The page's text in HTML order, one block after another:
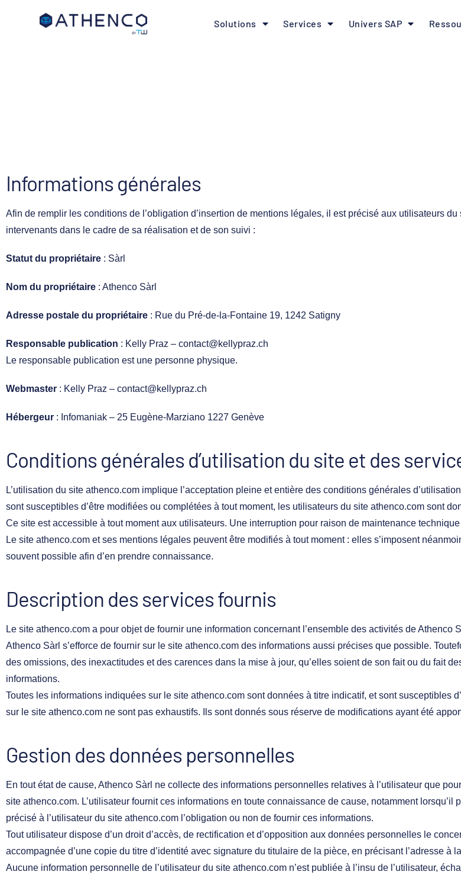
Solutions Services Univers SAP
Informations générales
Afin de remplir les conditions de l’obligation d’insertion de mentions légales, il est précisé aux utilisateurs du
intervenants dans le cadre de sa réalisation et de son suivi :
Statut du propriétaire : Sàrl
Nom du propriétaire : Athenco Sàrl
Adresse postale du propriétaire : Rue du Pré-de-la-Fontaine 19, 1242 Satigny
Responsable publication : Kelly Praz – contact@kellypraz.ch
Le responsable publication est une personne physique.
Webmaster : Kelly Praz – contact@kellypraz.ch
Hébergeur : Infomaniak – 25 Eugène-Marziano 1227 Genève
Conditions générales d’utilisation du site et des
L’utilisation du site athenco.com implique l’acceptation pleine et entière des conditions générales
sont susceptibles d’être modifiées ou complétées à tout moment, les utilisateurs du site athenco.com sont
Ce site est accessible à tout moment aux utilisateurs. Une interruption pour raison de maintenance
Le site athenco.com et ses mentions légales peuvent être modifiés à tout moment : elles s’imposent
souvent possible afin d’en prendre connaissance.
Description des services fournis
Le site athenco.com a pour objet de fournir une information concernant l’ensemble des activités de Athenco
Athenco Sàrl s’efforce de fournir sur le site athenco.com des informations aussi précises que possible.
des omissions, des inexactitudes et des carences dans la mise à jour, qu’elles soient de son fait ou du fait
informations.
Toutes les informations indiquées sur le site athenco.com sont données à titre indicatif, et sont susceptibles
sur le site athenco.com ne sont pas exhaustifs. Ils sont donnés sous réserve de modifications ayant été
Gestion des données personnelles
En tout état de cause, Athenco Sàrl ne collecte des informations personnelles relatives à l’utilisateur que
site athenco.com. L’utilisateur fournit ces informations en toute connaissance de cause, notamment
précisé à l’utilisateur du site athenco.com l’obligation ou non de fournir ces informations.
Tout utilisateur dispose d’un droit d’accès, de rectification et d’opposition aux données personnelles le
accompagnée d’une copie du titre d’identité avec signature du titulaire de la pièce, en précisant l’adresse à
Aucune information personnelle de l’utilisateur du site athenco.com n’est publiée à l’insu de l’utilisateur,